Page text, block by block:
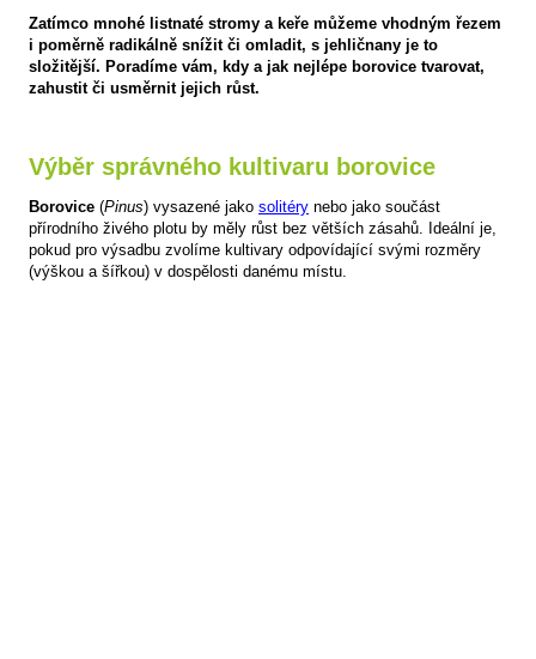
Zatímco mnohé listnaté stromy a keře můžeme vhodným řezem
i poměrně radikálně snížit či omladit, s jehličnany je to
složitější. Poradíme vám, kdy a jak nejlépe borovice tvarovat,
zahustit či usměrnit jejich růst.
Výběr správného kultivaru borovice
Borovice (Pinus) vysazené jako solitéry nebo jako součást
přírodního živého plotu by měly růst bez větších zásahů. Ideální je,
pokud pro výsadbu zvolíme kultivary odpovídající svými rozměry
(výškou a šířkou) v dospělosti danému místu.